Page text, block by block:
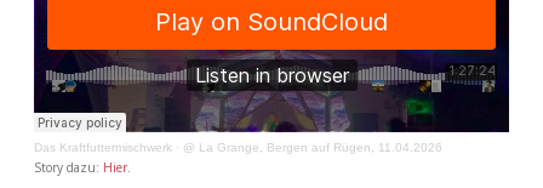
Das Kraftfuttermischwerk · @ La Grange, Bergen auf Rügen, 11.04.2026
Story dazu: Hier.